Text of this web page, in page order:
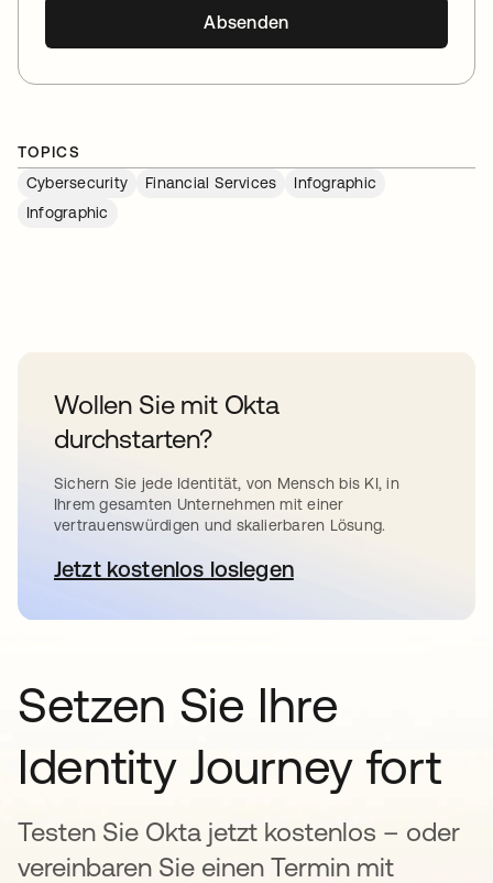
Absenden
TOPICS
Cybersecurity
Financial Services
Infographic
Infographic
Wollen Sie mit Okta
durchstarten?
Sichern Sie jede Identität, von Mensch bis KI, in
Ihrem gesamten Unternehmen mit einer
vertrauenswürdigen und skalierbaren Lösung.
Jetzt kostenlos loslegen
wird in einer neuen
Setzen Sie Ihre
Identity Journey fort
Testen Sie Okta jetzt kostenlos – oder
vereinbaren Sie einen Termin mit